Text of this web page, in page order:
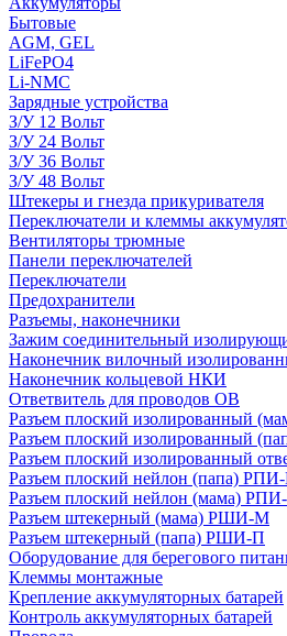
Бытовые
AGM, GEL
LiFePO4
Li-NMC
Зарядные устройства
З/У 12 Вольт
З/У 24 Вольт
З/У 36 Вольт
З/У 48 Вольт
Штекеры и гнезда прикуривателя
Переключатели и клеммы
Вентиляторы трюмные
Панели переключателей
Переключатели
Предохранители
Разъемы, наконечники
Зажим соединительный
Наконечник вилочный
Наконечник кольцевой НКИ
Ответвитель для проводов ОВ
Разъем плоский изолированный
Разъем плоский изолированный
Разъем плоский изолированный
Разъем плоский нейлон (папа)
Разъем плоский нейлон (мама)
Разъем штекерный (мама) РШИ-М
Разъем штекерный (папа) РШИ-П
Оборудование для берегового
Клеммы монтажные
Крепление аккумуляторных батарей
Контроль аккумуляторных батарей